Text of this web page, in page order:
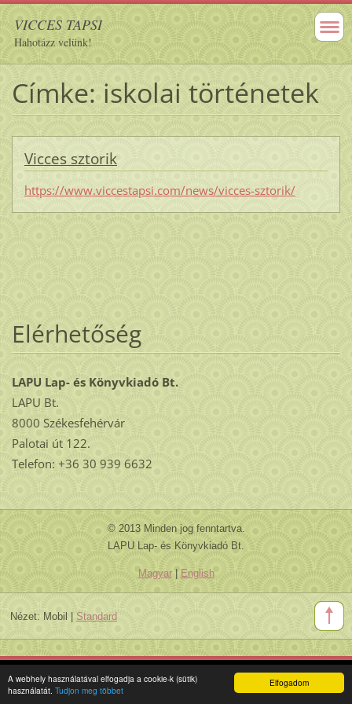
Elfogadom
A webhely használatával elfogadja a cookie-k (sütik)
használatát. Tudjon meg többet
VICCES TAPSI
Hahotázz velünk!
Címke: iskolai történetek
Vicces sztorik
https://www.viccestapsi.com/news/vicces-sztorik/
Elérhetőség
LAPU Lap- és Könyvkiadó Bt.
LAPU Bt.
8000 Székesfehérvár
Palotai út 122.
Telefon: +36 30 939 6632
© 2013 Minden jog fenntartva.
LAPU Lap- és Könyvkiadó Bt.
Magyar| English
Nézet: Mobil Standard